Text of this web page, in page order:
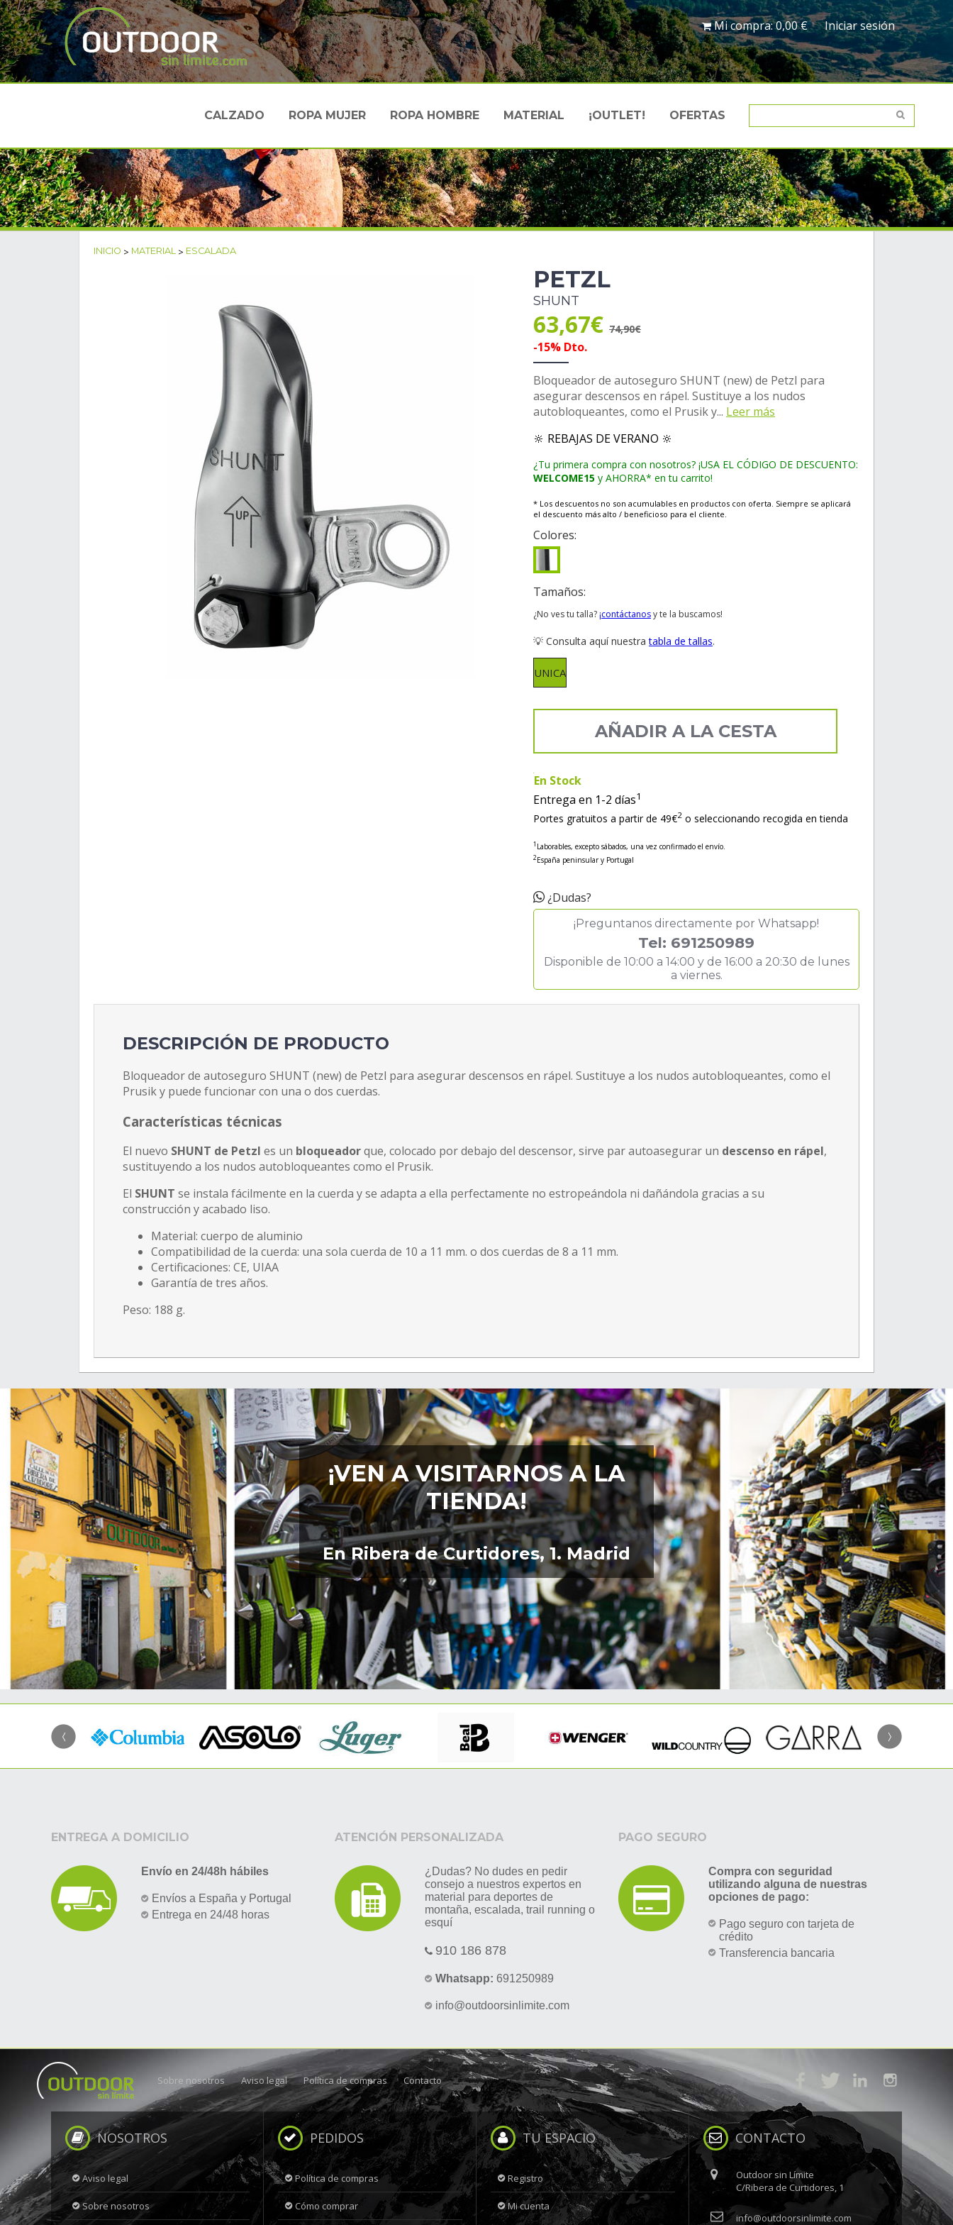
Mi compra:0,00 € Iniciar sesión
CALZADO ROPA MUJER ROPA HOMBRE MATERIAL ¡OUTLET! OFERTAS
INICIO > MATERIAL > ESCALADA
PETZL
SHUNT
63,67€ 74,90€
-15% Dto.
Bloqueador de autoseguro SHUNT (new) de Petzl para
asegurar descensos en rápel. Sustituye a los nudos
autobloqueantes, como el Prusik y... Leer más
🔆 REBAJAS DE VERANO 🔆
¿Tu primera compra con nosotros? ¡USA EL CÓDIGO DE DESCUENTO:
WELCOME15 y AHORRA* en tu carrito!
* Los descuentos no son acumulables en productos con oferta. Siempre se aplicará
el descuento más alto / beneficioso para el cliente.
Colores:
Tamaños:
¿No ves tu talla?¡contáctanosy te la buscamos!
💡 Consulta aquí nuestratabla de tallas.
UNICA
AÑADIR A LA CESTA
En Stock
Entrega en 1-2 días1
Portes gratuitos a partir de 49€2 o seleccionando recogida en tienda
1 Laborables, excepto sábados, una vez confirmado el envío.
2España peninsular y Portugal
¿Dudas?
¡Preguntanos directamente por Whatsapp!
Tel: 691250989
Disponible de 10:00 a 14:00 y de 16:00 a 20:30 de lunes
a viernes.
DESCRIPCIÓN DE PRODUCTO
Bloqueador de autoseguro SHUNT (new) de Petzl para asegurar descensos en rápel. Sustituye a los nudos autobloqueantes, como el
Prusik y puede funcionar con una o dos cuerdas.
Características técnicas
El nuevo SHUNT de Petzl es un bloqueadorque, colocado por debajo del descensor, sirve par autoasegurar un descenso en rápel,
sustituyendo a los nudos autobloqueantes como el Prusik.
El SHUNT se instala fácilmente en la cuerda y se adapta a ella perfectamente no estropeándola ni dañándola gracias a su
construcción y acabado liso.
Material: cuerpo de aluminio
Compatibilidad de la cuerda: una sola cuerda de 10 a 11 mm. o dos cuerdas de 8 a 11 mm.
Certificaciones: CE, UIAA
Garantía de tres años.
Peso: 188 g.
¡VEN A VISITARNOS A LA
TIENDA!
En Ribera de Curtidores, 1. Madrid
ENTREGA A DOMICILIO
Envío en 24/48h hábiles
Envíos a España y Portugal
Entrega en 24/48 horas
ATENCIÓN PERSONALIZADA
¿Dudas? No dudes en pedir
consejo a nuestros expertos en
material para deportes de
montaña, escalada, trail running o
esquí
910 186 878
Whatsapp: 691250989
info@outdoorsinlimite.com
PAGO SEGURO
Compra con seguridad
utilizando alguna de nuestras
opciones de pago:
Pago seguro con tarjeta de
crédito
Transferencia bancaria
Sobre nosotros Aviso legal Política de compras Contacto
NOSOTROS
Aviso legal
Sobre nosotros
PEDIDOS
Política de compras
Cómo comprar
TU ESPACIO
Registro
Mi cuenta
CONTACTO
Outdoor sin Límite
C/Ribera de Curtidores, 1
info@outdoorsinlimite.com